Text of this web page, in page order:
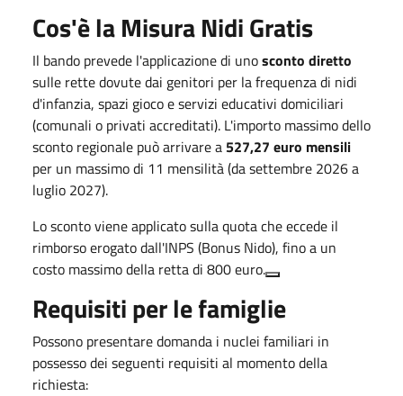
Cos'è la Misura Nidi Gratis
Il bando prevede l'applicazione di unosconto diretto
sulle rette dovute dai genitori per la frequenza di nidi
d'infanzia, spazi gioco e servizi educativi domiciliari
(comunali o privati accreditati). L'importo massimo dello
sconto regionale può arrivare a 527,27 euro mensili
per un massimo di 11 mensilità (da settembre 2026 a
luglio 2027).
Lo sconto viene applicato sulla quota che eccede il
rimborso erogato dall'INPS (Bonus Nido), fino a un
costo massimo della retta di 800 euro.
Requisiti per le famiglie
Possono presentare domanda i nuclei familiari in
possesso dei seguenti requisiti al momento della
richiesta: